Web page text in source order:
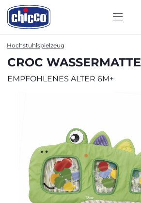
Hochstuhlspielzeug
CROC WASSERMATTE
EMPFOHLENES ALTER 6M+